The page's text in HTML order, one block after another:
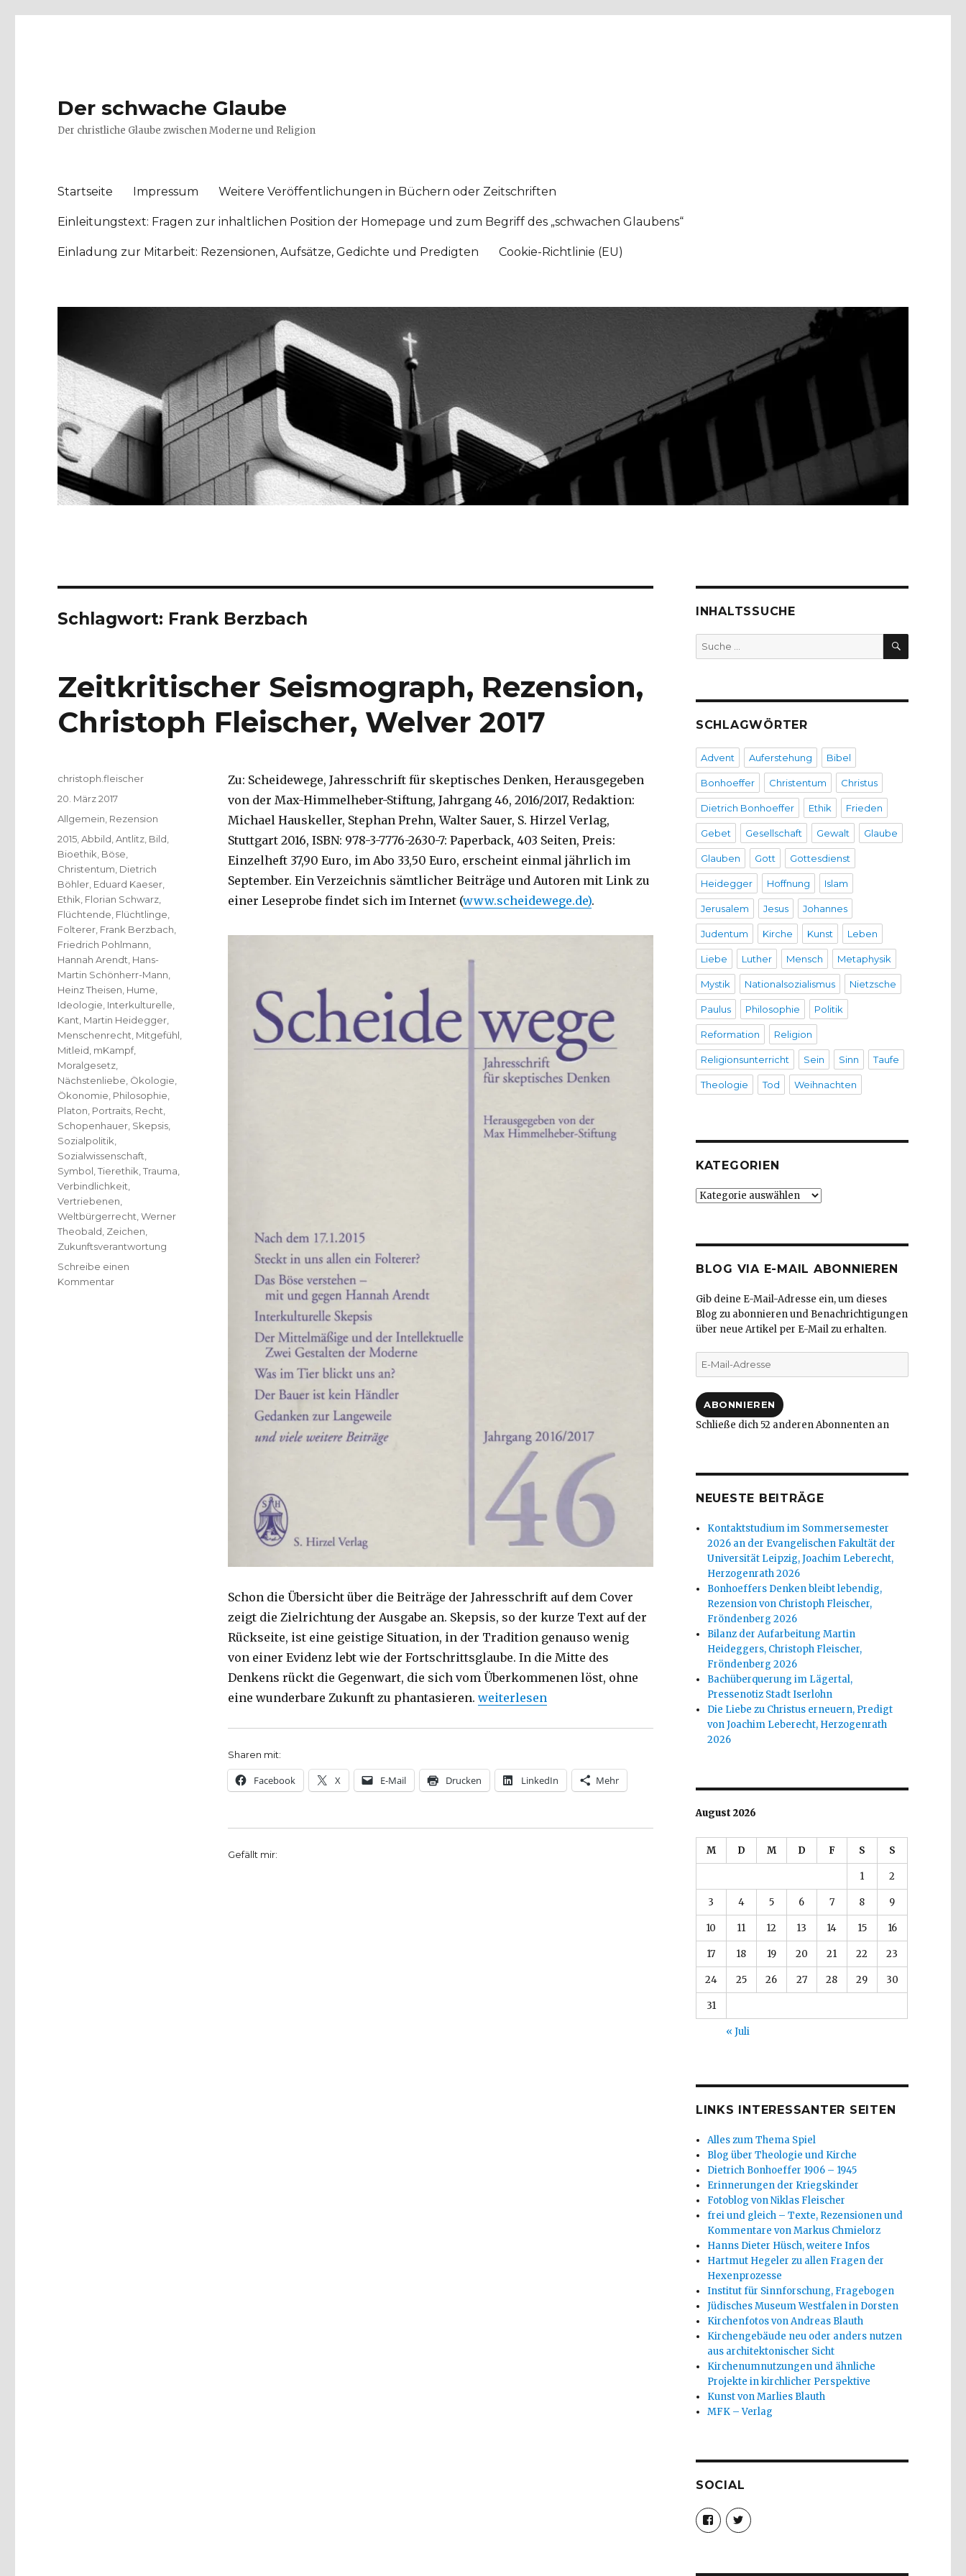
Der schwache Glaube
Der christliche Glaube zwischen Moderne und Religion
Startseite Impressum Weitere Veröffentlichungen in Büchern oder Zeitschriften
Einleitungstext: Fragen zur inhaltlichen Position der Homepage und zum Begriff des „schwachen Glaubens“
Einladung zur Mitarbeit: Rezensionen, Aufsätze, Gedichte und Predigten Cookie-Richtlinie (EU)
Schlagwort: Frank Berzbach
Zeitkritischer Seismograph, Rezension,
Christoph Fleischer, Welver 2017
Zu: Scheidewege, Jahresschrift für skeptisches Denken, Herausgegeben
von der Max-Himmelheber-Stiftung, Jahrgang 46, 2016/2017, Redaktion:
Michael Hauskeller, Stephan Prehn, Walter Sauer, S. Hirzel Verlag,
Stuttgart 2016, ISBN: 978-3-7776-2630-7: Paperback, 403 Seiten, Preis:
Einzelheft 37,90 Euro, im Abo 33,50 Euro, erscheint einmal jährlich im
September. Ein Verzeichnis sämtlicher Beiträge und Autoren mit Link zu
einer Leseprobe findet sich im Internet (www.scheidewege.de).
Schon die Übersicht über die Beiträge der Jahresschrift auf dem Cover
zeigt die Zielrichtung der Ausgabe an. Skepsis, so der kurze Text auf der
Rückseite, ist eine geistige Situation, in der Tradition genauso wenig
von einer Evidenz lebt wie der Fortschrittsglaube. In die Mitte des
Denkens rückt die Gegenwart, die sich vom Überkommenen löst, ohne
eine wunderbare Zukunft zu phantasieren. „Zeitkritischer Seismograph, Rezension, Christoph Fleischer, Welver 2017“
weiterlesen
Sharen mit:
Facebook X E-Mail Drucken LinkedIn Mehr
Gefällt mir:
Autor
christoph.fleischer
Veröffentlicht
am
20. März 2017
Kategorien
Allgemein Rezension
Schlagwörter
2015 ,Abbild ,Antlitz Bild
Bioethik Böse
Christentum Dietrich
Böhler Eduard Kaeser
Ethik Florian Schwarz
Flüchtende Flüchtlinge
Folterer Frank Berzbach
Friedrich Pohlmann
Hannah Arendt Hans-
Martin Schönherr-Mann
Heinz Theisen Hume
Ideologie Interkulturelle
Kant Martin Heidegger
Menschenrecht Mitgefühl
Mitleid mKampf,
Moralgesetz
Nächstenliebe Ökologie
Ökonomie Philosophie
Platon Portraits Recht
Schopenhauer Skepsis
Sozialpolitik
Sozialwissenschaft
Symbol ,Tierethik ,Trauma
Verbindlichkeit
Vertriebenen
Weltbürgerrecht ,Werner
Theobald Zeichen
Zukunftsverantwortung
Schreibe einen
Kommentarzu
INHALTSSUCHE
Suche
nach:
SUCHEN
SCHLAGWÖRTER
Advent Auferstehung Bibel
Bonhoeffer Christentum Christus
Dietrich Bonhoeffer Ethik Frieden
Gebet Gesellschaft Gewalt Glaube
Glauben Gott Gottesdienst
Heidegger Hoffnung Islam
Jerusalem Jesus Johannes
Judentum Kirche Kunst Leben
Liebe Luther Mensch Metaphysik
Mystik Nationalsozialismus Nietzsche
Paulus Philosophie Politik
Reformation Religion
Religionsunterricht Sein Sinn Taufe
Theologie Tod Weihnachten
KATEGORIEN
Kategorien
BLOG VIA E-MAIL ABONNIEREN
Gib deine E-Mail-Adresse ein, um dieses
Blog zu abonnieren und Benachrichtigungen
über neue Artikel per E-Mail zu erhalten.
E-
Mail-
ABONNIEREN
Schließe dich 52 anderen Abonnenten an
NEUESTE BEITRÄGE
Kontaktstudium im Sommersemester
2026 an der Evangelischen Fakultät der
Universität Leipzig, Joachim Leberecht,
Herzogenrath 2026
Bonhoeffers Denken bleibt lebendig,
Rezension von Christoph Fleischer,
Fröndenberg 2026
Bilanz der Aufarbeitung Martin
Heideggers, Christoph Fleischer,
Fröndenberg 2026
Bachüberquerung im Lägertal,
Pressenotiz Stadt Iserlohn
Die Liebe zu Christus erneuern, Predigt
von Joachim Leberecht, Herzogenrath
2026
August 2026
M D M D F S S
1 2
3 4 5 6 7 8 9
10 11 12 13 14 15 16
17 18 19 20 21 22 23
24 25 26 27 28 29 30
31
« Juli
LINKS INTERESSANTER SEITEN
Alles zum Thema Spiel
Blog über Theologie und Kirche
Dietrich Bonhoeffer 1906 – 1945
Erinnerungen der Kriegskinder
Fotoblog von Niklas Fleischer
frei und gleich – Texte, Rezensionen und
Kommentare von Markus Chmielorz
Hanns Dieter Hüsch, weitere Infos
Hartmut Hegeler zu allen Fragen der
Hexenprozesse
Institut für Sinnforschung, Fragebogen
Jüdisches Museum Westfalen in Dorsten
Kirchenfotos von Andreas Blauth
Kirchengebäude neu oder anders nutzen
aus architektonischer Sicht
Kirchenumnutzungen und ähnliche
Projekte in kirchlicher Perspektive
Kunst von Marlies Blauth
MFK – Verlag
SOCIAL
Profil
von
christoph.fleischer1
anzeigen
Profil
von
anzeigen